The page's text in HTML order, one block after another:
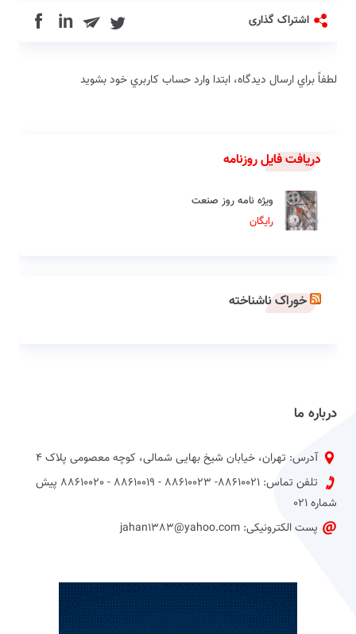
اشتراک گذاری in
لطفاً براي ارسال دیدگاه، ابتدا وارد حساب كاربري خود بشويد
دریافت فایل روزنامه
ویژه نامه روز صنعت
رایگان
خوراک ناشناخته
درباره ما
آدرس: تهران، خیابان شیخ بهایی شمالی، کوچه معصومی پلاک 4
تلفن تماس: 88610021- 88610023 - 88610019 - 88610020 پیش
شماره 021
پست الکترونیکی: jahan1383@yahoo.com